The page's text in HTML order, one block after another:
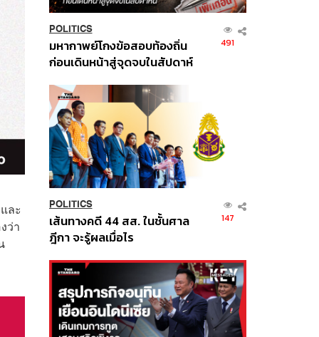
ละ
ว่า
POLITICS
มหากาพย์โกงข้อสอบท้องถิ่น
ก่อนเดินหน้าสู่จุดจบในสัปดาห์
491
POLITICS
เส้นทางคดี 44 สส. ในชั้นศาล
ฎีกา จะรู้ผลเมื่อไร
147